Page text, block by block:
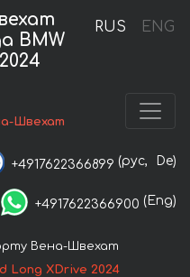
RUS ENG
BMW
Швехат
+4917622366899 (рус, De)
+4917622366900 (Eng)
Вена-Швехат
Long XDrive 2024